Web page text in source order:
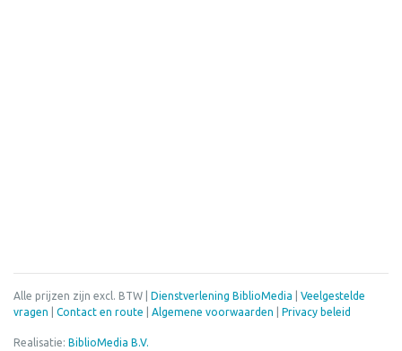
Alle prijzen zijn excl. BTW | Dienstverlening BiblioMedia
Veelgestelde
vragen
Contact en route Algemene voorwaarden Privacy beleid
Realisatie: BiblioMedia B.V.